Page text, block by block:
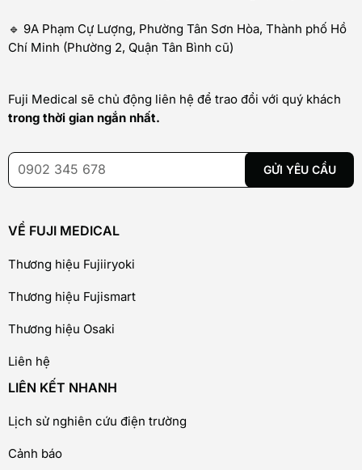
🔹 9A Phạm Cự Lượng, Phường Tân Sơn Hòa, Thành phố Hồ
Chí Minh (Phường 2, Quận Tân Bình cũ)
Fuji Medical sẽ chủ động liên hệ để trao đổi với quý khách
trong thời gian ngắn nhất.
VỀ FUJI MEDICAL
Thương hiệu Fujiiryoki
Thương hiệu Fujismart
Thương hiệu Osaki
Liên hệ
LIÊN KẾT NHANH
Lịch sử nghiên cứu điện trường
Cảnh báo